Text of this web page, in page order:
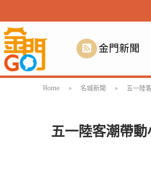
金門新聞
Home » 名城新聞 » 五一陸
五一陸客潮帶